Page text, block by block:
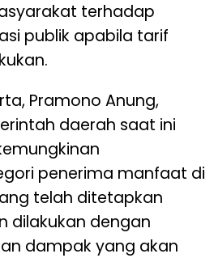
terhadap
publik apabila tarif
Pramono Anung,
daerah saat ini
penerima manfaat di
telah ditetapkan
dilakukan dengan
dampak yang akan